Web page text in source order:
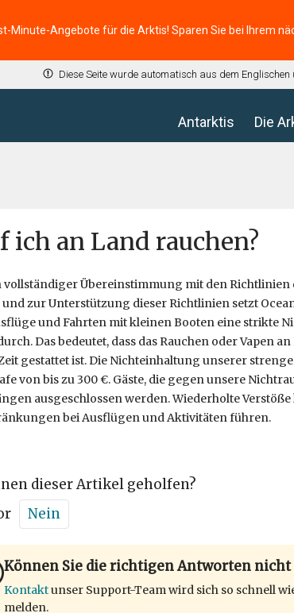
Minute-Angebote für die Arktis! Sparen Sie bei Ihrem
Diese Seite wurde automatisch aus dem Englischen
Antarktis Die
ich an Land rauchen?
vollständiger Übereinstimmung mit den Richtlinien
zur Unterstützung dieser Richtlinien setzt
und Fahrten mit kleinen Booten eine strikte
Das bedeutet, dass das Rauchen oder Vapen
gestattet ist. Die Nichteinhaltung unserer
von bis zu 300 €. Gäste, die gegen unsere
ausgeschlossen werden. Wiederholte
bei Ausflügen und Aktivitäten führen.
dieser Artikel geholfen?
Nein
Können Sie die richtigen Antworten nicht
Kontaktunser Support-Team wird sich so schnell
melden.